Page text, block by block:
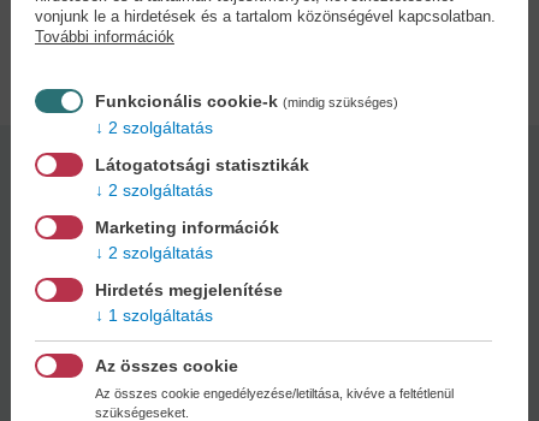
Kötésmód:
Fűzve
Kiadás dátuma:
2021
Könyv műfaj:
Romantika - Szórakoztató
Valentin-napi
vonjunk le a hirdetések és a tartalom közönségével kapcsolatban.
További információk
Funkcionális cookie-k (mindig szükséges)
2 szolgáltatás
Látogatotsági statisztikák
2 szolgáltatás
Marketing információk
2 szolgáltatás
Hirdetés megjelenítése
1 szolgáltatás
Az összes cookie
Az összes cookie engedélyezése/letiltása, kivéve a feltétlenül
szükségeseket.